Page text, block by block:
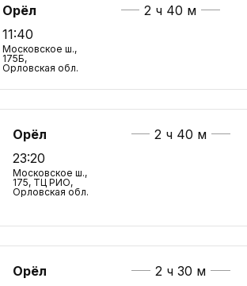
Орёл
11:40
Московское ш.,
175Б,
Орловская обл.
2 ч 40 м
Орёл
23:20
Московское ш.,
175, ТЦ РИО,
Орловская обл.
2 ч 40 м
Орёл
2 ч 30 м